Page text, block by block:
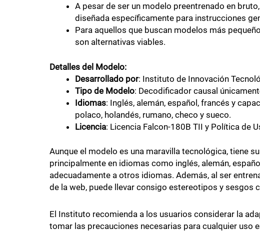
A pesar de ser un modelo preentrenado en
diseñada específicamente para instrucciones
Para aquellos que buscan modelos más
son alternativas viables.
Detalles del Modelo:
Desarrollado por: Instituto de Innovación
Tipo de Modelo: Decodificador causal
Idiomas: Inglés, alemán, español, francés y
polaco, holandés, rumano, checo y sueco.
Licencia: Licencia Falcon-180B TII y Política de
Aunque el modelo es una maravilla tecnológica, tiene
principalmente en idiomas como inglés, alemán,
adecuadamente a otros idiomas. Además, al ser
de la web, puede llevar consigo estereotipos y sesgos
El Instituto recomienda a los usuarios considerar la
tomar las precauciones necesarias para cualquier uso